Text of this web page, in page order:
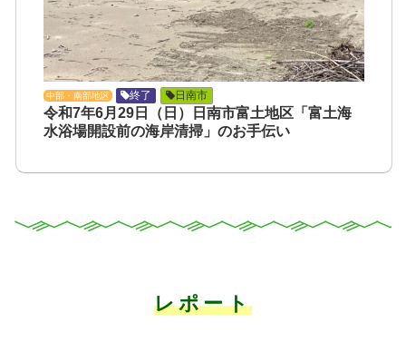
中部・南部地区 終了 日南市
令和7年6月29日（日）日南市富土地区「富土海
水浴場開設前の海岸清掃」のお手伝い
レポート